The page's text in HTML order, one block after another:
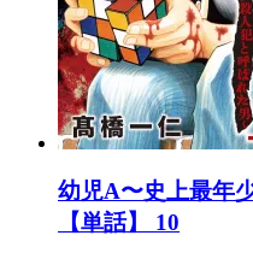
幼児A〜史上最年
【単話】 10